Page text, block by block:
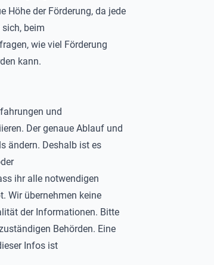
Höhe der Förderung, da jede
beim
wie viel Förderung
kann.
und
Der genaue Ablauf und
ändern. Deshalb ist es
ihr alle notwendigen
Wir übernehmen keine
der Informationen. Bitte
Behörden. Eine
Infos ist